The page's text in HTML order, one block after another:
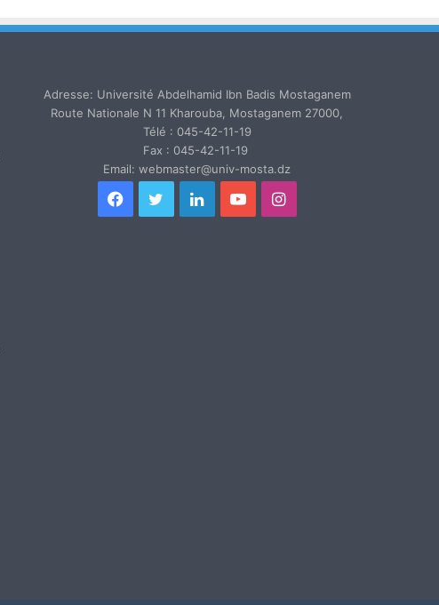
Adresse: Université Abdelhamid Ibn Badis Mostaganem
Route Nationale N 11 Kharouba, Mostaganem 27000,
Télé : 045-42-11-19
Fax : 045-42-11-19
Email: webmaster@univ-mosta.dz
Facebook
TwitterLinkedinYouTubeInstagram